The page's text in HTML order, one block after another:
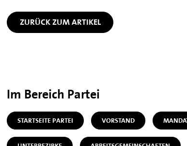
ZURÜCK ZUM ARTIKEL
Im Bereich Partei
STARTSEITE PARTEI VORSTAND